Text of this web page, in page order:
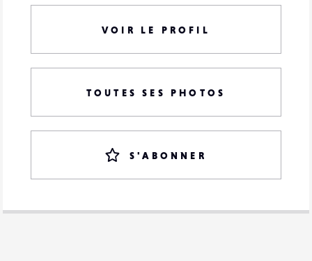
VOIR LE PROFIL
TOUTES SES PHOTOS
S'ABONNER